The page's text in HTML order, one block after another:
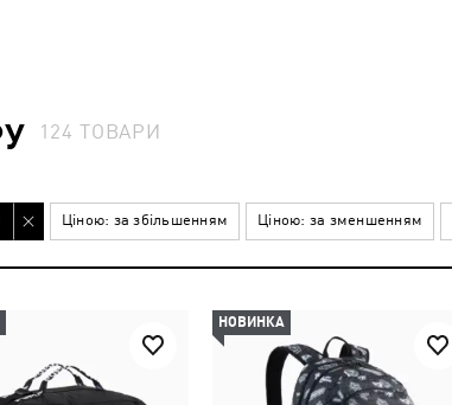
124 ТОВАРИ
Ціною: за збільшенням Ціною: за зменшенням
НОВИНКА